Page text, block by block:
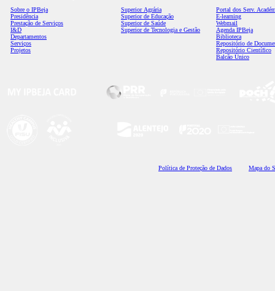
Sobre o IPBeja
Presidência
Prestação de Serviços
I&D
Departamentos
Serviços
Projetos
Superior Agrária
Superior de Educação
Superior de Saúde
Superior de Tecnologia e Gestão
Portal dos Serv.
E-learning
Webmail
Agenda IPBeja
Biblioteca
Repositório de
Repositório Científico
Balcão Único
Política de Proteção de Dados Mapa do